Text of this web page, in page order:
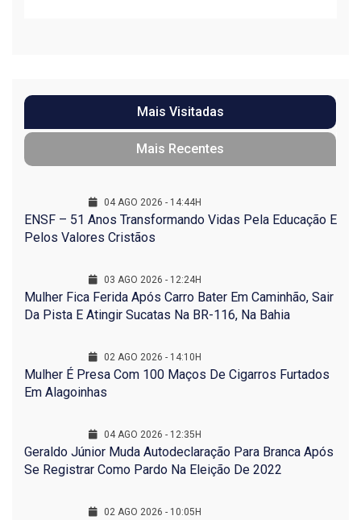
Mais Visitadas
Mais Recentes
04 AGO 2026 - 14:44H
ENSF – 51 Anos Transformando Vidas Pela Educação E
Pelos Valores Cristãos
03 AGO 2026 - 12:24H
Mulher Fica Ferida Após Carro Bater Em Caminhão, Sair
Da Pista E Atingir Sucatas Na BR-116, Na Bahia
02 AGO 2026 - 14:10H
Mulher É Presa Com 100 Maços De Cigarros Furtados
Em Alagoinhas
04 AGO 2026 - 12:35H
Geraldo Júnior Muda Autodeclaração Para Branca Após
Se Registrar Como Pardo Na Eleição De 2022
02 AGO 2026 - 10:05H